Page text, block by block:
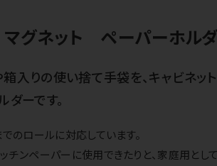
グネット ペーパーホル
入りの使い捨て手袋を、キャビネッ
ーです。
のロールに対応しています。
チンペーパーに使用できたりと、家庭用とし